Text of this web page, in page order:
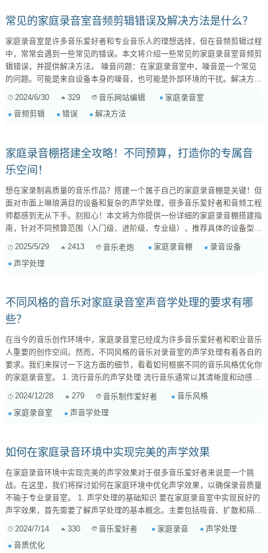
常见的家庭录音室音频剪辑错误及解决方法是什么？
家庭录音室是许多音乐爱好者和专业音乐人的理想选择，但在音频剪辑过程
中，常常会遇到一些常见的错误。本文将介绍一些常见的家庭录音室音频剪
辑错误，并提供解决方法。 噪音问题：在家庭录音室中，噪音是一个常见
的问题。可能是来自设备本身的噪音，也可能是外部环境的干扰。解决方法
音室中的回声可能会影响音频的质量。可以通过调整麦克风位置、增加吸音
材料、使用混响效果器等方法来解决回声问题。 音量不平衡问题：在音频
2024/6/30 329 音乐网站编辑
家庭录音室
音频剪辑
错误 解决方法
家庭录音棚搭建全攻略！不同预算，打造你的专属音
乐空间！
想在家录制高质量的音乐作品？搭建一个属于自己的家庭录音棚是关键！但
面对市面上琳琅满目的设备和复杂的声学处理，很多音乐爱好者和音频工程
师都感到无从下手。别担心！本文将为你提供一份详细的家庭录音棚搭建指
南，针对不同预算范围（入门级、进阶级、专业级），推荐具体的设备型号
和声学处理方案，并分析其优缺点，助你轻松打造理想的音乐创作空间！
作的音频爱好者。 寻求性价比最高的家庭录音棚解决方案的音频工程师。
2025/5/29 2413 音乐老炮 家庭录音棚
录音设备
声学处理
不同风格的音乐对家庭录音室声音学处理的要求有哪
些？
在当今的音乐创作环境中，家庭录音室已经成为许多音乐爱好者和职业音乐
人重要的创作空间。然而，不同风格的音乐对录音室的声学处理有着各自的
要求。我们来探讨一下这方面的细节，看看如何根据不同的音乐风格优化你
的家庭录音室。 1. 流行音乐的声学处理 流行音乐通常以其清晰度和动感著
称，因此在录音室的声学设计中，隔音效果非常关键。为了获得最佳的录音
效果，需要考虑使用高密度的声学泡沫和隔音板，确保外界噪音的最低影
响。同时，避免过多的反射声，可以在墙面安装吸音材料，这样可以提高歌
2024/12/28 279 音乐制作爱好者
音乐风格
家庭录音室
声音学处理
如何在家庭录音环境中实现完美的声学效果
在家庭录音环境中实现完美的声学效果对于很多音乐爱好者来说是一个挑
战。在这里，我们将探讨如何在家庭环境中优化声学效果，以确保录音质量
不输于专业录音室。 1. 声学处理的基础知识 要在家庭录音室中实现良好的
声学效果，首先需要了解声学处理的基本概念。主要包括吸音、扩散和隔音
有吸音棉、吸音板和地毯等。 扩散 扩散器可以打破直射声的路径，使声音
更加均匀地分布在房间内。常见的扩散器有QRD扩散器和二维扩散器。 隔
2024/7/14 330 音乐爱好者 家庭录音
声学处理
音质优化